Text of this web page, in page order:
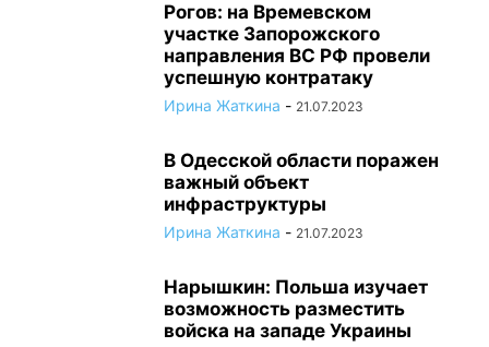
Рогов: на Времевском
участке Запорожского
направления ВС РФ провели
успешную контратаку
Ирина Жаткина - 21.07.2023
В Одесской области поражен
важный объект
инфраструктуры
Ирина Жаткина - 21.07.2023
Нарышкин: Польша изучает
возможность разместить
войска на западе Украины